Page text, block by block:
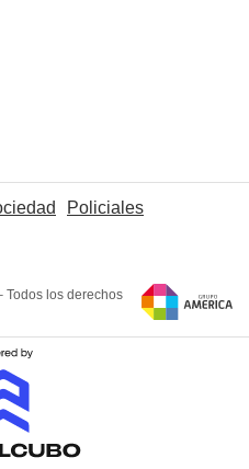
Policiales
Todos los derechos